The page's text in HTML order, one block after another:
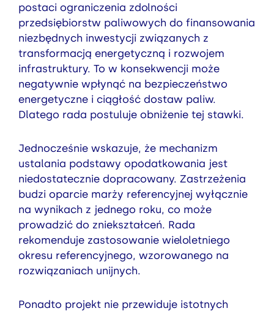
postaci ograniczenia zdolności
przedsiębiorstw paliwowych do finansowania
niezbędnych inwestycji związanych z
transformacją energetyczną i rozwojem
infrastruktury. To w konsekwencji może
negatywnie wpłynąć na bezpieczeństwo
energetyczne i ciągłość dostaw paliw.
Dlatego rada postuluje obniżenie tej stawki.
Jednocześnie wskazuje, że mechanizm
ustalania podstawy opodatkowania jest
niedostatecznie dopracowany. Zastrzeżenia
budzi oparcie marży referencyjnej wyłącznie
na wynikach z jednego roku, co może
prowadzić do zniekształceń. Rada
rekomenduje zastosowanie wieloletniego
okresu referencyjnego, wzorowanego na
rozwiązaniach unijnych.
Ponadto projekt nie przewiduje istotnych